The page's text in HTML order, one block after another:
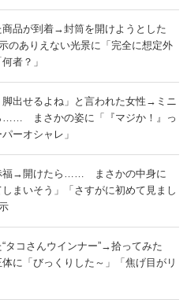
商品が到着→封筒を開けようとした
ありえない光景に「完全に想定外
者？」
脚出せるよね」と言われた女性→ミニ
…… まさかの姿に「『マジか！』っ
ーオシャレ」
福→開けたら…… まさかの中身に
しまいそう」「さすがに初めて見まし
タコさんウインナー”→拾ってみた
「びっくりした～」「焦げ目がリ